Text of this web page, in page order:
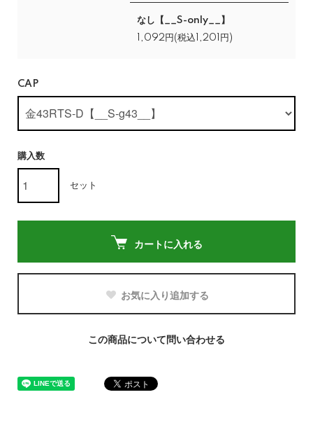
なし【__S-only__】
1,092円(税込1,201円)
CAP
購入数
セット
カートに入れる
お気に入り追加する
この商品について問い合わせる